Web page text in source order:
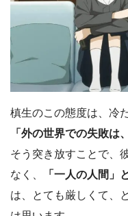
槙生のこの態度は、冷
「外の世界での失敗は
そう突き放すことで、
なく、
「一人の人間」
は、とても厳しくて、